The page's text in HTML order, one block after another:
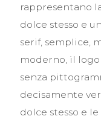
rappresentano
dolce stesso e
serif, semplice,
moderno, il
senza
decisamente
dolce stesso e